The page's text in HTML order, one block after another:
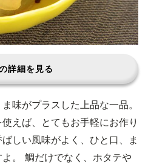
詳細を見る
味がプラスした上品な一品。
えば、とてもお手軽にお作り
しい風味がよく、ひと口、ま
。 鯛だけでなく、ホタテや